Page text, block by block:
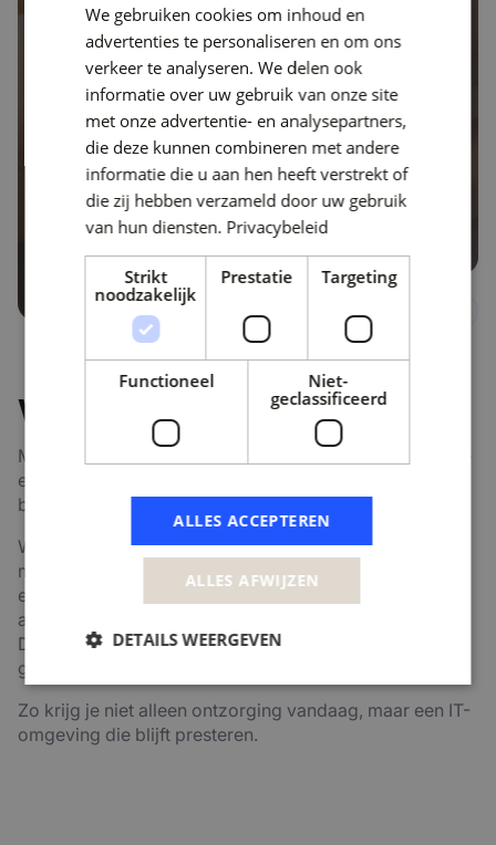
“Delta-N is voor ons een betrouwbare
partner. Als iets niet werkt zoals we
willen, lossen we het samen op zodat
we verder kunnen. Geen gedoe,
gewoon doorpakken. Daarna kijken we
wel hoe we het de volgende keer
kunnen voorkomen.”
Leon Geers
adjunct-conrector | KSE
Wij laten IT werken
Met meer dan 25 jaar ervaring in Microsoft-technologie
en security zorgen wij dat jouw IT stabiel, veilig en
beheersbaar blijft.
We verbinden technologie met duidelijke processen,
mensen die weten wat ze doen en een cultuur waarin
eigenaarschap centraal staat. Security zit verweven in
alles wat we beheren. Van werkplek tot cloud en
DevOps. Geen losse maatregelen, maar structureel
geborgd.
Zo krijg je niet alleen ontzorging vandaag, maar een IT-
omgeving die blijft presteren.
We gebruiken cookies om inhoud en
advertenties te personaliseren en om ons
verkeer te analyseren. We delen ook
informatie over uw gebruik van onze site
met onze advertentie- en analysepartners,
die deze kunnen combineren met andere
informatie die u aan hen heeft verstrekt of
die zij hebben verzameld door uw gebruik
van hun diensten. Privacybeleid
Strikt
noodzakelijk
Prestatie Targeting
Functioneel
Niet-
geclassificeerd
ALLES ACCEPTEREN
ALLES AFWIJZEN
DETAILS WEERGEVEN